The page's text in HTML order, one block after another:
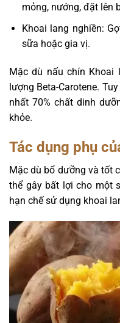
mỏng, nướng, đặt lên
Khoai lang nghiền:
sữa hoặc gia vị.
Mặc dù nấu chín Khoai
lượng Beta-Carotene.
nhất 70% chất dinh
khỏe.
Tác dụng phụ
Mặc dù bổ dưỡng và tốt
thể gây bất lợi cho một
hạn chế sử dụng khoai